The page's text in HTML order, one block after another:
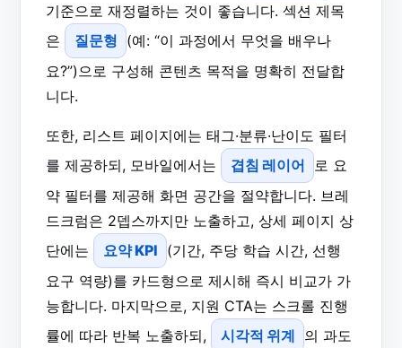
기준으로 재정렬하는 것이 좋습니다. 섹션 제목
은
질문형 (예: “이 과정에서 무엇을 배우나
요?”)으로 구성해 콘텐츠 목적을 명확히 전달합
니다.
또한, 리스트 페이지에는 태그·분류·난이도 필터
를 제공하되, 모바일에서는
겹침 레이어
로 요
약 필터를 제공해 화면 공간을 절약합니다. 브레
드크럼은 2뎁스까지만 노출하고, 상세 페이지 상
단에는
요약 KPI (기간, 주당 학습 시간, 선행
요구 역량)를 카드형으로 제시해 즉시 비교가 가
능합니다. 마지막으로, 지원 CTA는 스크롤 진행
률에 따라 반복 노출하되,
시각적 위계
의 과도